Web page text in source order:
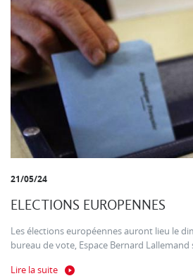
21/05/24
ELECTIONS EUROPENNES
Les élections européennes auront lieu le
bureau de vote, Espace Bernard Lallemand
Lire la suite